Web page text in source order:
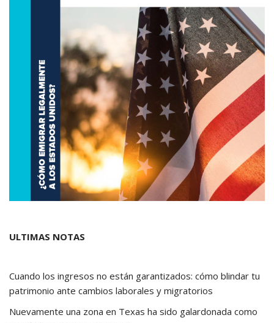
ULTIMAS NOTAS
Cuando los ingresos no están garantizados: cómo blindar tu
patrimonio ante cambios laborales y migratorios
Nuevamente una zona en Texas ha sido galardonada como